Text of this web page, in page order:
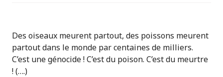
Des oiseaux meurent partout, des poissons meurent
partout dans le monde par centaines de milliers.
C’est une génocide ! C’est du poison. C’est du meurtre
! (….)